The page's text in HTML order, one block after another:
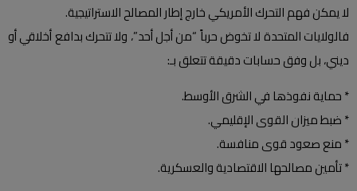
لا يمكن فهم التحرك الأمريكي خارج إطار المصالح الاستراتيجية.
فالولايات المتحدة لا تخوض حرباً “من أجل أحد”، ولا تتحرك بدافع أخلاقي أو
ديني، بل وفق حسابات دقيقة تتعلق بـ:
* حماية نفوذها في الشرق الأوسط.
* ضبط ميزان القوى الإقليمي.
* منع صعود قوى منافسة.
* تأمين مصالحها الاقتصادية والعسكرية.